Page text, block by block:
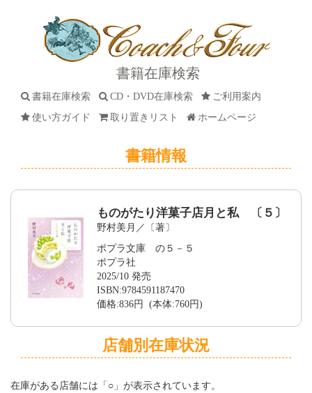
書籍在庫検索
書籍在庫検索 CD・DVD在庫検索
ご利用案内
使い方ガイド
取り置きリスト ホームページ
書籍情報
ものがたり洋菓子店月と私 〔５〕
野村美月／〔著〕
ポプラ文庫 の５－５
ポプラ社
2025/10 発売
ISBN:9784591187470
価格:836円 (本体:760円)
店舗別在庫状況
在庫がある店舗には「○」が表示されています。